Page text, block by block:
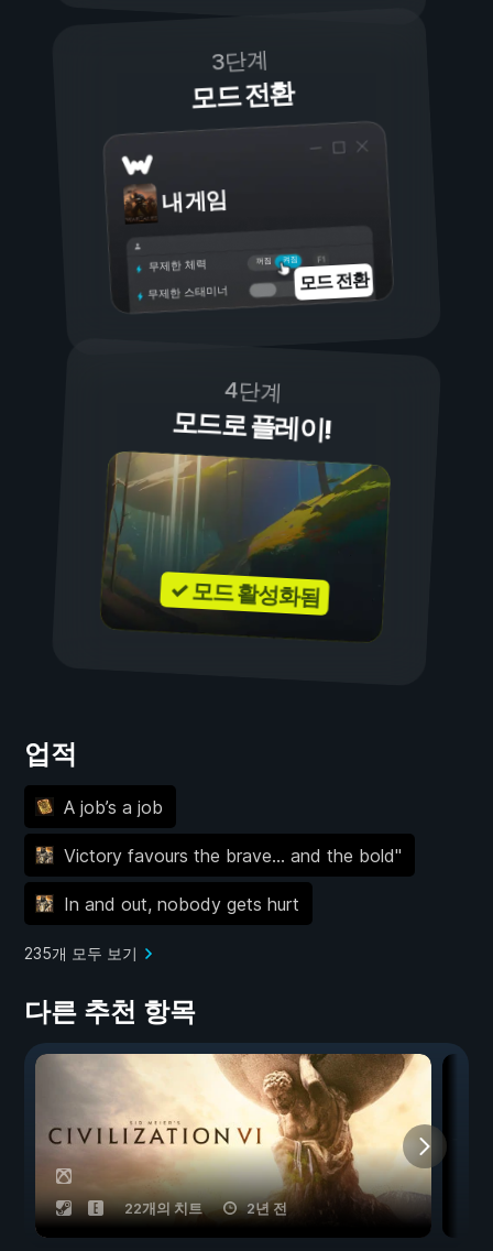
3단계
모드 전환
내 게임
켜짐
꺼짐
무제한 체력
무제한 스태미너 모드 전환
4단계
모드로 플레이!
✓ 모드 활성화됨
업적
A job’s a job
Victory favours the brave... and the bold"
In and out, nobody gets hurt
235개 모두 보기
다른 추천 항목
22개의 치트 2년 전